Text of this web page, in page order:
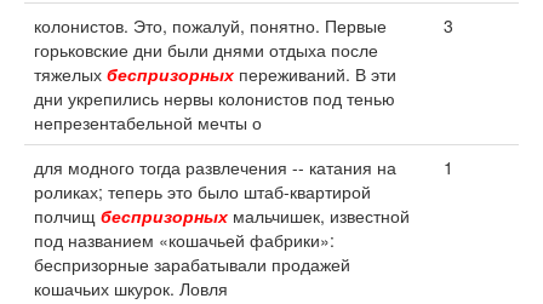
колонистов. Это, пожалуй, понятно. Первые
горьковские дни были днями отдыха после
тяжелых беспризорных переживаний. В эти
дни укрепились нервы колонистов под тенью
непрезентабельной мечты о
3
для модного тогда развлечения -- катания на
роликах; теперь это было штаб-квартирой
полчищ беспризорных мальчишек, известной
под названием «кошачьей фабрики»:
беспризорные зарабатывали продажей
кошачьих шкурок. Ловля
1